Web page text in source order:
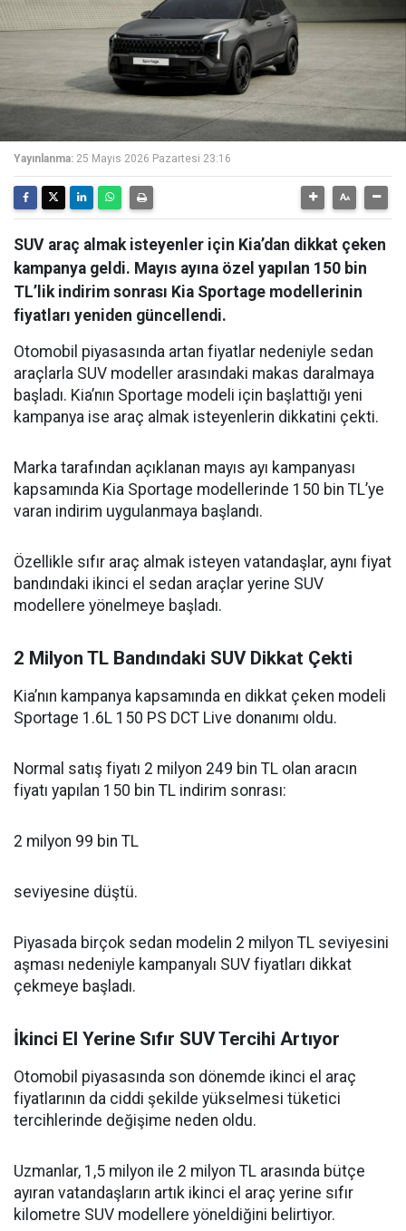
Yayınlanma: 25 Mayıs 2026 Pazartesi 23:16
SUV araç almak isteyenler için Kia’dan dikkat çeken
kampanya geldi. Mayıs ayına özel yapılan 150 bin
TL’lik indirim sonrası Kia Sportage modellerinin
fiyatları yeniden güncellendi.
Otomobil piyasasında artan fiyatlar nedeniyle sedan
araçlarla SUV modeller arasındaki makas daralmaya
başladı. Kia’nın Sportage modeli için başlattığı yeni
kampanya ise araç almak isteyenlerin dikkatini çekti.
Marka tarafından açıklanan mayıs ayı kampanyası
kapsamında Kia Sportage modellerinde 150 bin TL’ye
varan indirim uygulanmaya başlandı.
Özellikle sıfır araç almak isteyen vatandaşlar, aynı fiyat
bandındaki ikinci el sedan araçlar yerine SUV
modellere yönelmeye başladı.
2 Milyon TL Bandındaki SUV Dikkat Çekti
Kia’nın kampanya kapsamında en dikkat çeken modeli
Sportage 1.6L 150 PS DCT Live donanımı oldu.
Normal satış fiyatı 2 milyon 249 bin TL olan aracın
fiyatı yapılan 150 bin TL indirim sonrası:
2 milyon 99 bin TL
seviyesine düştü.
Piyasada birçok sedan modelin 2 milyon TL seviyesini
aşması nedeniyle kampanyalı SUV fiyatları dikkat
çekmeye başladı.
İkinci El Yerine Sıfır SUV Tercihi Artıyor
Otomobil piyasasında son dönemde ikinci el araç
fiyatlarının da ciddi şekilde yükselmesi tüketici
tercihlerinde değişime neden oldu.
Uzmanlar, 1,5 milyon ile 2 milyon TL arasında bütçe
ayıran vatandaşların artık ikinci el araç yerine sıfır
kilometre SUV modellere yöneldiğini belirtiyor.